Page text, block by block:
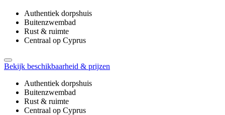
Authentiek dorpshuis
Buitenzwembad
Rust & ruimte
Centraal op Cyprus
Bekijk beschikbaarheid & prijzen
Authentiek dorpshuis
Buitenzwembad
Rust & ruimte
Centraal op Cyprus